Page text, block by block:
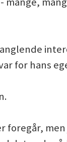
for hans
foregår,